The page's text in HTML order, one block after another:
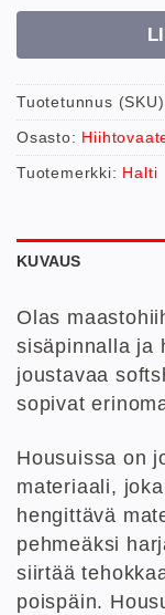
Tuotetunnus
Osasto:
Tuotemerkki: Halti
KUVAUS
Olas
sisäpinnalla ja
joustavaa
sopivat
Housuissa on
materiaali,
hengittävä
pehmeäksi
siirtää
poispäin.